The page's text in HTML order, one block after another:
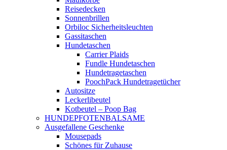
Reisedecken
Sonnenbrillen
Orbiloc Sicherheitsleuchten
Gassitaschen
Hundetaschen
Carrier Plaids
Fundle Hundetaschen
Hundetragetaschen
PoochPack Hundetragetücher
Autositze
Leckerlibeutel
Kotbeutel – Poop Bag
HUNDEPFOTENBALSAME
Ausgefallene Geschenke
Mousepads
Schönes für Zuhause